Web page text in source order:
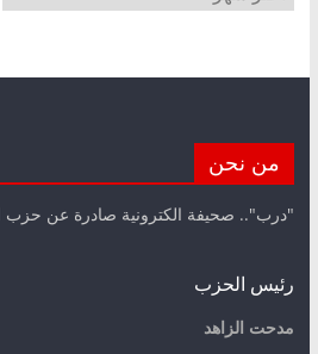
من نحن
"درب".. صحيفة الكترونية صادرة عن حزب
رئيس الحزب
مدحت الزاهد